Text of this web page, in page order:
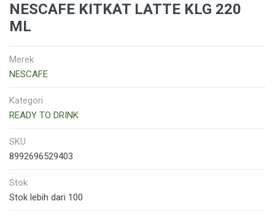
NESCAFE KITKAT LATTE KLG 220
ML
Merek
NESCAFE
Kategori
READY TO DRINK
SKU
8992696529403
Stok
Stok lebih dari 100